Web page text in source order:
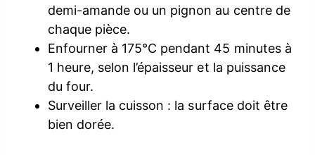
demi-amande ou un pignon au centre de
chaque pièce.
Enfourner à 175°C pendant 45 minutes à
1 heure, selon l’épaisseur et la puissance
du four.
Surveiller la cuisson : la surface doit être
bien dorée.